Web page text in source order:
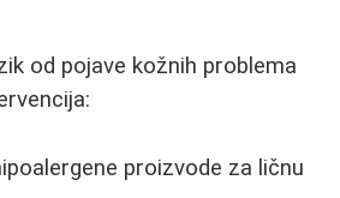
od pojave kožnih problema
proizvode za ličnu